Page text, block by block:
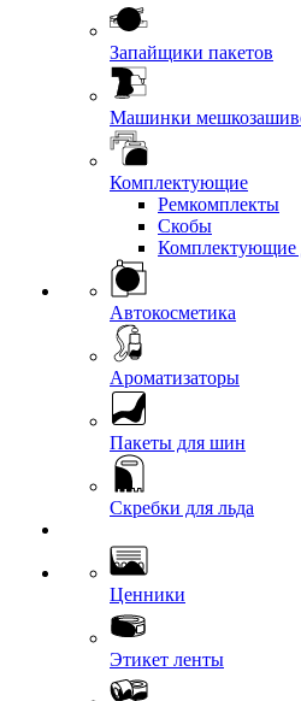
Запайщики пакетов
Машинки
Комплектующие
Ремкомплекты
Скобы
Комплектующие
Автокосметика
Ароматизаторы
Пакеты для шин
Скребки для льда
Ценники
Этикет ленты